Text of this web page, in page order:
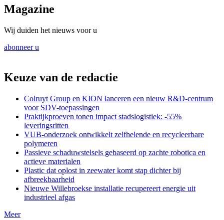
Magazine
Wij duiden het nieuws voor u
abonneer u
Keuze van de redactie
Colruyt Group en KION lanceren een nieuw R&D-centrum
voor SDV-toepassingen
Praktijkproeven tonen impact stadslogistiek: -55%
leveringsritten
VUB-onderzoek ontwikkelt zelfhelende en recycleerbare
polymeren
Passieve schaduwstelsels gebaseerd op zachte robotica en
actieve materialen
Plastic dat oplost in zeewater komt stap dichter bij
afbreekbaarheid
Nieuwe Willebroekse installatie recupereert energie uit
industrieel afgas
Meer